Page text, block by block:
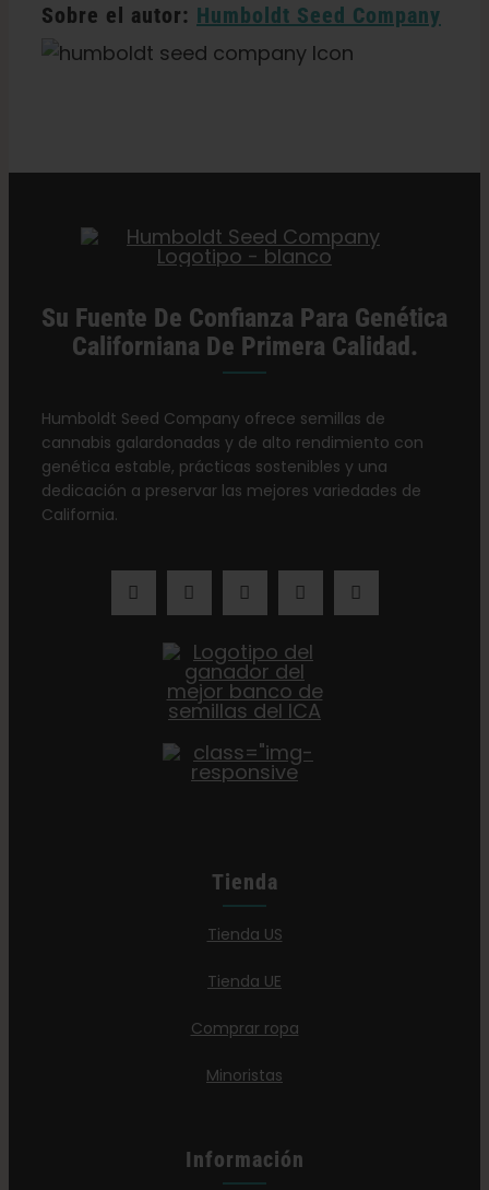
Sobre el autor: Humboldt Seed Company
Su Fuente De Confianza Para Genética
Californiana De Primera Calidad.
Humboldt Seed Company ofrece semillas de
cannabis galardonadas y de alto rendimiento con
genética estable, prácticas sostenibles y una
dedicación a preservar las mejores variedades de
California.
Tienda
Tienda US
Tienda UE
Comprar ropa
Minoristas
Información